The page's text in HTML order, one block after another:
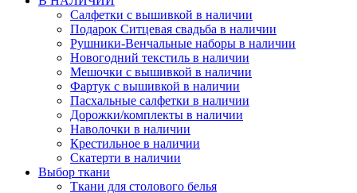
Салфетки с вышивкой в наличии
Подарок Ситцевая свадьба в наличии
Рушники-Венчальные наборы в наличии
Новогодний текстиль в наличии
Мешочки с вышивкой в наличии
Фартук с вышивкой в наличии
Пасхальные салфетки в наличии
Дорожки/комплекты в наличии
Наволочки в наличии
Крестильное в наличии
Скатерти в наличии
Выбор ткани
Ткани для столового белья